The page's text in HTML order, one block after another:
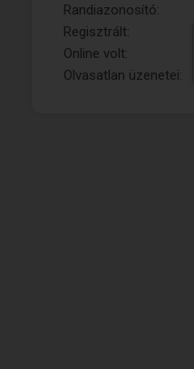
Randiazonosító:
Regisztrált:
Online volt:
Olvasatlan üzenetei: